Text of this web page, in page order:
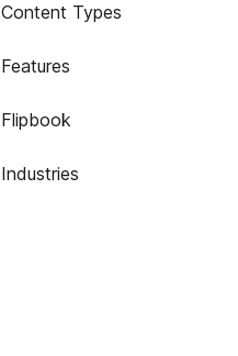
Content Types
Features
Flipbook
Industries